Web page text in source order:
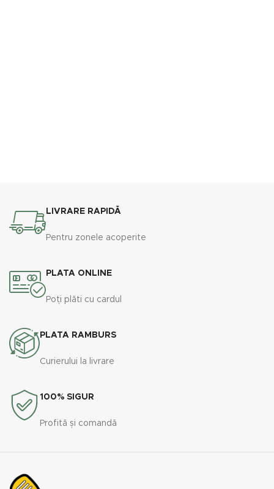
LIVRARE RAPIDĂ
Pentru zonele acoperite
PLATA ONLINE
Poți plăti cu cardul
PLATA RAMBURS
Curierului la livrare
100% SIGUR
Profită și comandă